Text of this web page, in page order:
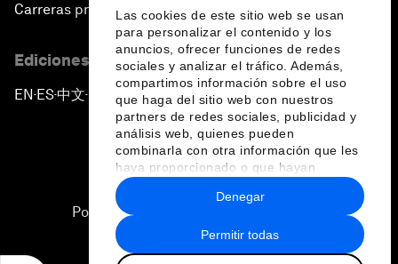
Las cookies de este sitio web se usan
para personalizar el contenido y los
anuncios, ofrecer funciones de redes
sociales y analizar el tráfico. Además,
compartimos información sobre el uso
que haga del sitio web con nuestros
partners de redes sociales, publicidad y
análisis web, quienes pueden
combinarla con otra información que les
haya proporcionado o que hayan
recopilado a partir del uso que haya
hecho de sus servicios.
Permitir todas
Denegar
Carreras profesionales
Ediciones en otros idiomas
EN ▪ ES▪中文▪ 日本語
Política de privacidad y normas de uso